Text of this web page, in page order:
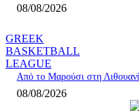
08/08/2026
GREEK
BASKETBALL
LEAGUE
Από το Μαρούσι στη
08/08/2026